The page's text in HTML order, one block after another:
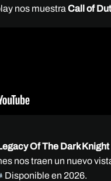
nos muestra Call of
Of The Dark Knight
nos traen un nuevo
Disponible en 2026.